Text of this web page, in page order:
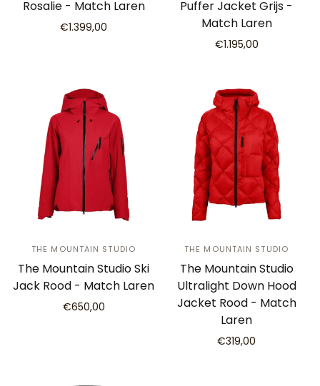
Rosalie - Match Laren
€1.399,00
Puffer Jacket Grijs -
Match Laren
€1.195,00
THE MOUNTAIN STUDIO
The Mountain Studio Ski
Jack Rood - Match Laren
€650,00
THE MOUNTAIN STUDIO
The Mountain Studio
Ultralight Down Hood
Jacket Rood - Match
Laren
€319,00